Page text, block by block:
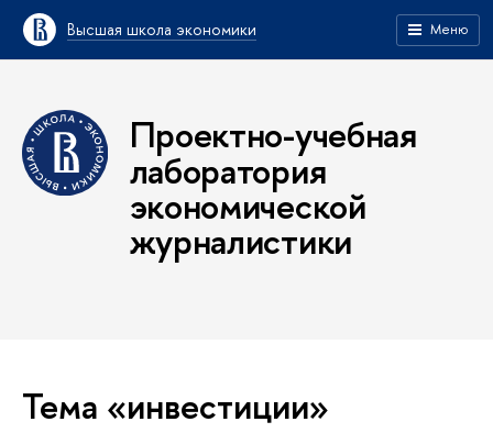
Высшая школа экономики Меню
Проектно-учебная
лаборатория
экономической
журналистики
Тема «инвестиции»